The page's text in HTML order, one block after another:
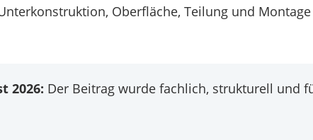
Oberfläche, Teilung und
2026: Der Beitrag wurde fachlich, strukturell und